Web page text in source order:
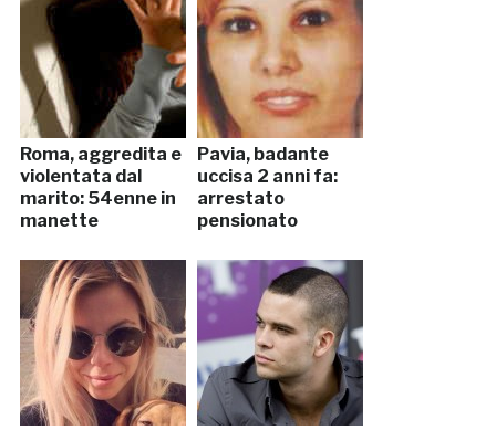
Roma, aggredita e
violentata dal
marito: 54enne in
manette
Pavia, badante
uccisa 2 anni fa:
arrestato
pensionato